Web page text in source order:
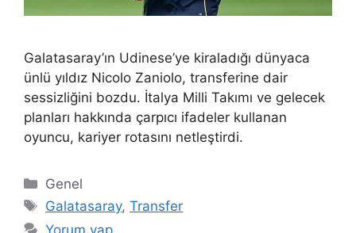
Galatasaray’ın Udinese’ye kiraladığı dünyaca
ünlü yıldız Nicolo Zaniolo, transferine dair
sessizliğini bozdu. İtalya Milli Takımı ve gelecek
planları hakkında çarpıcı ifadeler kullanan
oyuncu, kariyer rotasını netleştirdi.
Kategoriler
Genel
Etiketler
Galatasaray,Transfer